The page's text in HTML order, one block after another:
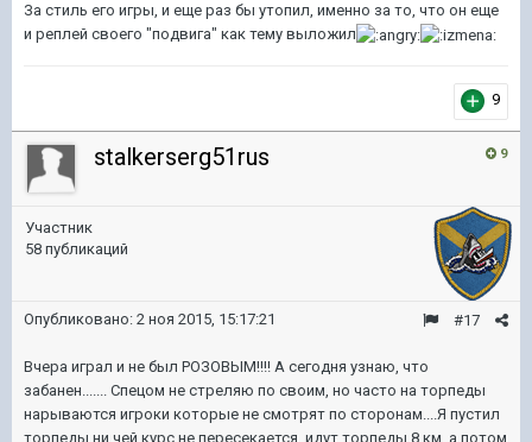
За стиль его игры, и еще раз бы yтопил, именно за то, что он еще
и реплей своего "подвига" как темy выложил
9
9
stalkerserg51rus
Участник
58 публикаций
#17
Опубликовано: 2 ноя 2015, 15:17:21
Вчера играл и не был РОЗОВЫМ!!!! А сегодня узнаю, что
забанен....... Спецом не стреляю по своим, но часто на торпеды
нарываются игроки которые не смотрят по сторонам....Я пустил
торпеды ни чей курс не пересекается, идут торпеды 8 км, а потом